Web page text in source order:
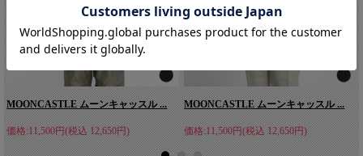
MOONCASTLE ムーンキャッスル ...
価格:11,500円(税込 12,650円)
MOONCASTLE ムーンキャッスル ...
価格:11,500円(税込 12,650円)